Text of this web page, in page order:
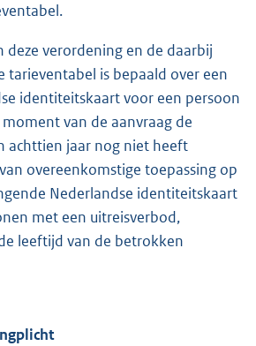
deze verordening en de daarbij
tarieventabel is bepaald over een
identiteitskaart voor een persoon
van de aanvraag de
achttien jaar nog niet heeft
overeenkomstige toepassing op
Nederlandse identiteitskaart
met een uitreisverbod,
leeftijd van de betrokken